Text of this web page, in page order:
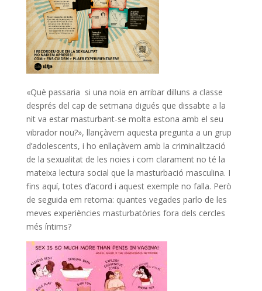
«Què passaria si una noia en arribar dilluns a classe
després del cap de setmana digués que dissabte a la
nit va estar masturbant-se molta estona amb el seu
vibrador nou?», llançàvem aquesta pregunta a un grup
d’adolescents, i ho enllaçàvem amb la criminalització
de la sexualitat de les noies i com clarament no té la
mateixa lectura social que la masturbació masculina. I
fins aquí, totes d’acord i aquest exemple no falla. Però
de seguida em retorna: quantes vegades parlo de les
meves experiències masturbatòries fora dels cercles
més íntims?